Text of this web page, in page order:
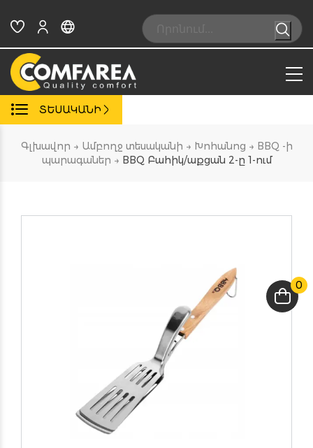
content
Search:
0
ՏԵՍԱԿԱՆԻ
Գլխավոր → Ամբողջ տեսականի → Խոհանոց → BBQ -ի
պարագաներ → BBQ Բահիկ/աքցան 2-ը 1-ում